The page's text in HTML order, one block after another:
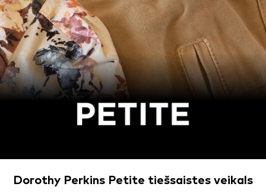
Dorothy Perkins Petite tiešsaistes veikals